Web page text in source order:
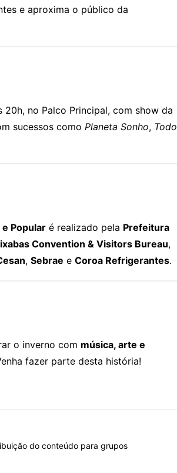
e aproxima o público da
20h, no Palco Principal, com show da
sucessos como Planeta Sonho, Todo
Popular é realizado pela Prefeitura
Convention & Visitors Bureau,
, Sebrae e Coroa Refrigerantes.
o inverno com música, arte e
fazer parte desta história!
do conteúdo para grupos